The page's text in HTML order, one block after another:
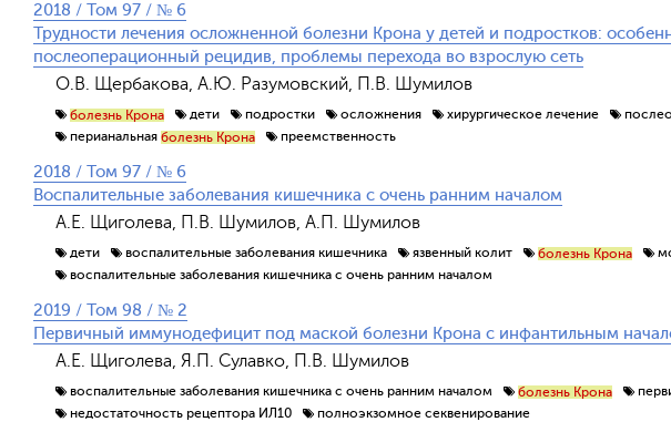
2018 / Том 97 / № 6
Трудности лечения осложненной болезни Крона у детей и подростков:
послеоперационный рецидив, проблемы перехода во взрослую сеть
О.В. Щербакова, А.Ю. Разумовский, П.В. Шумилов
болезнь Крона дети подростки осложнения хирургическое лечение
перианальная болезнь Крона преемственность
2018 / Том 97 / № 6
Воспалительные заболевания кишечника с очень ранним началом
А.Е. Щиголева, П.В. Шумилов, А.П. Шумилов
дети воспалительные заболевания кишечника язвенный колит болезнь Крона
воспалительные заболевания кишечника с очень ранним началом
2019 / Том 98 / № 2
Первичный иммунодефицит под маской болезни Крона с инфантильным
А.Е. Щиголева, Я.П. Сулавко, П.В. Шумилов
воспалительные заболевания кишечника с очень ранним началом болезнь Крона
недостаточность рецептора ИЛ10
полноэкзомное секвенирование